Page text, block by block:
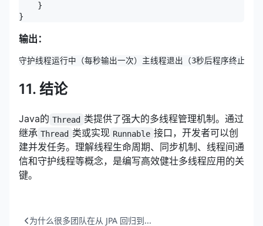
    }
}
输出：
守护线程运行中（每秒输出一次） 主线程退出（3秒后程序终止）
11. 结论
Java的 Thread 类提供了强大的多线程管理机制。通过
继承 Thread 类或实现 Runnable 接口，开发者可以创
建并发任务。理解线程生命周期、同步机制、线程间通
信和守护线程等概念，是编写高效健壮多线程应用的关
键。
为什么很多团队在从 JPA 回归到...